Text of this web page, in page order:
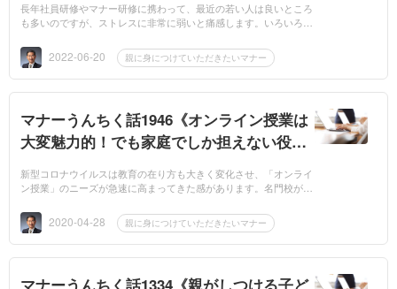
長年社員研修やマナー研修に携わって、最近の若い人は良いところ
も多いのですが、ストレスに非常に弱いと痛感します。いろいろ原
か。昔に比べ...
2022-06-20 親に身につけていただきたいマナー
マナーうんちく話1946《オンライン授業は
大変魅力的！でも家庭でしか担えない役割
新型コロナウイルスは教育の在り方も大きく変化させ、「オンライ
ン授業」のニーズが急速に高まってきた感があります。名門校がこ
せると共に様々...
2020-04-28 親に身につけていただきたいマナー
マナーうんちく話1334《親がしつける子ど